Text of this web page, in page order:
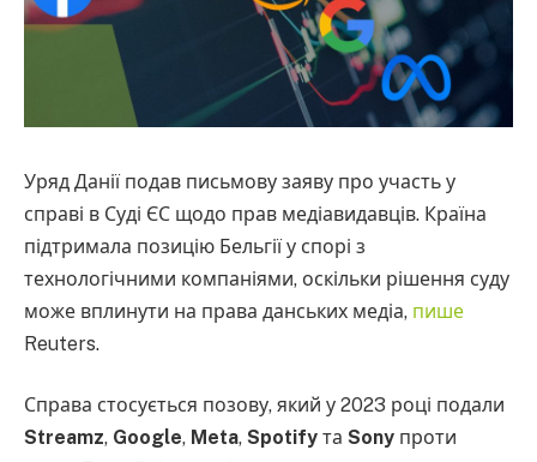
Уряд Данії подав письмову заяву про участь у
справі в Суді ЄС щодо прав медіавидавців. Країна
підтримала позицію Бельгії у спорі з
технологічними компаніями, оскільки рішення суду
може вплинути на права данських медіа, пише
Reuters.
Справа стосується позову, який у 2023 році подали
Streamz, Google, Meta, Spotify та Sony проти